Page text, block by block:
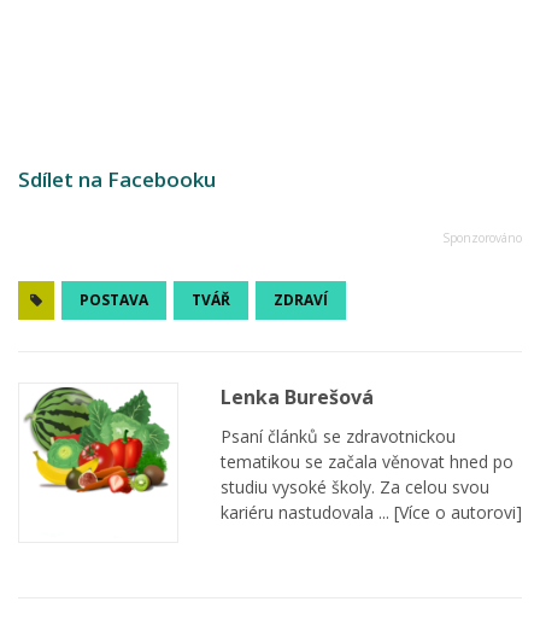
Sdílet na Facebooku
POSTAVA TVÁŘ ZDRAVÍ
Lenka Burešová
Psaní článků se zdravotnickou
tematikou se začala věnovat hned po
studiu vysoké školy. Za celou svou
kariéru nastudovala ... [Více o autorovi]